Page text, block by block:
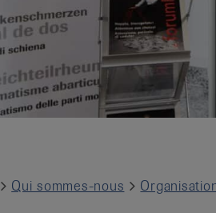
Home
Qui sommes-nous